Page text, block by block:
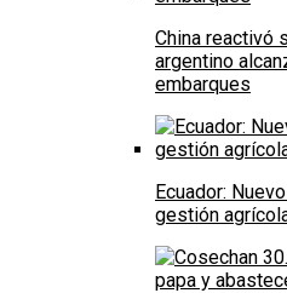
China reactivó
argentino
embarques
Ecuador:
gestión